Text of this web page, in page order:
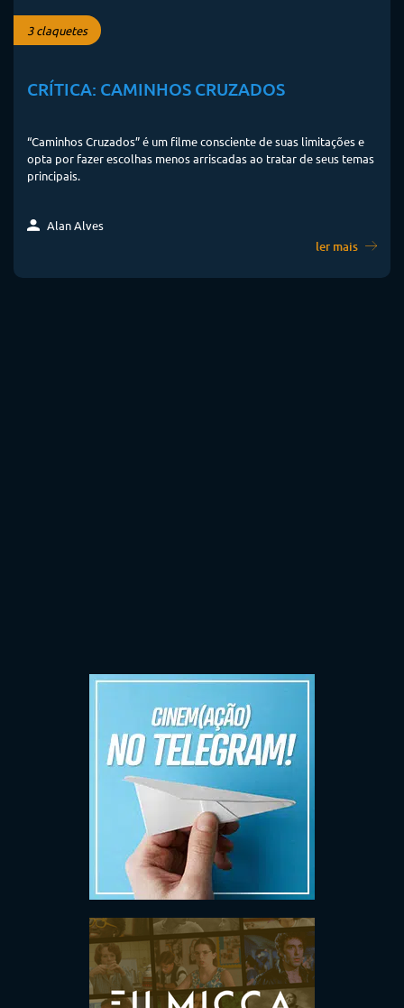
3 claquetes
CRÍTICA: CAMINHOS CRUZADOS
“Caminhos Cruzados” é um filme consciente de suas limitações e
opta por fazer escolhas menos arriscadas ao tratar de seus temas
principais.
Alan Alves
ler mais